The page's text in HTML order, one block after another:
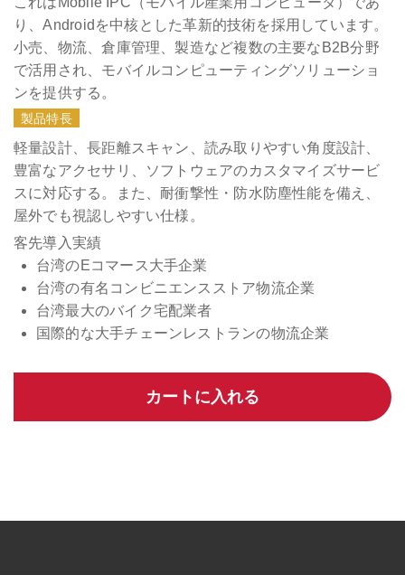
り、Androidを中核とした革新的技術を採用しています。
小売、物流、倉庫管理、製造など複数の主要なB2B分野
で活用され、モバイルコンピューティングソリューショ
ンを提供する。
製品特長
軽量設計、長距離スキャン、読み取りやすい角度設計、
豊富なアクセサリ、ソフトウェアのカスタマイズサービ
スに対応する。また、耐衝撃性・防水防塵性能を備え、
屋外でも視認しやすい仕様。
客先導入実績
台湾のEコマース大手企業
台湾の有名コンビニエンスストア物流企業
台湾最大のバイク宅配業者
国際的な大手チェーンレストランの物流企業
カートに入れる